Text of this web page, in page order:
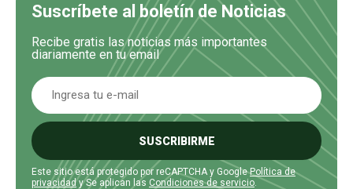
Suscríbete al boletín de Noticias
Recibe gratis las noticias más importantes
diariamente en tu email
SUSCRIBIRME
Este sitio está protegido por reCAPTCHA y GooglePolítica de
privacidady Se aplican las Condiciones de servicio.